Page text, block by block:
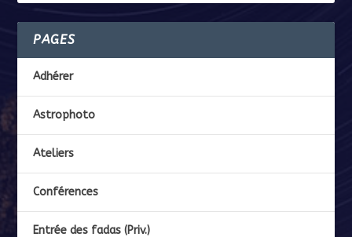
PAGES
Adhérer
Astrophoto
Ateliers
Conférences
Entrée des fadas (Priv.)